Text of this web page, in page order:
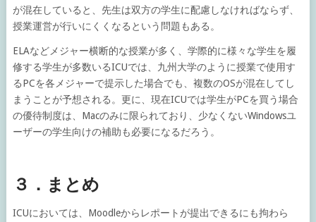
が混在していると、先生は双方の学生に配慮しなければならず、
授業運営が行いにくくなるという問題もある。
ELAなどメジャー横断的な授業が多く、学際的に様々な学生を履
修する学生が多数いるICUでは、九州大学のように授業で使用す
るPCを各メジャーで提示した場合でも、複数のOSが混在してし
まうことが予想される。更に、現在ICUでは学生がPCを買う場合
の優待制度は、Macのみに限られており、少なくないWindowsユ
ーザーの学生向けの補助も必要になるだろう。
３．まとめ
ICUにおいては、Moodleからレポートが提出できるにも拘わら